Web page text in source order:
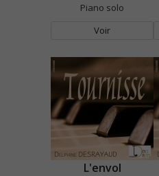
Piano solo
Voir
L'envol